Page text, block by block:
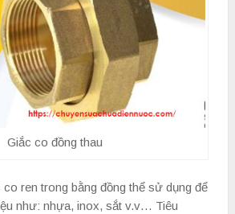
Giắc co đồng thau
co ren trong bằng đồng thể sử dụng để
như: nhựa, inox, sắt v.v… Tiêu